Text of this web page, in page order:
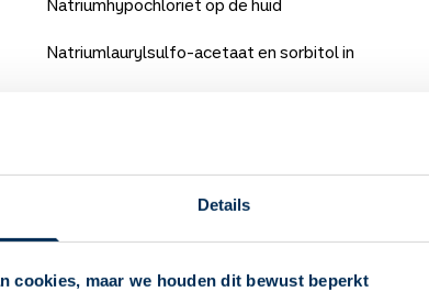
Details
cookies, maar we houden dit bewust beperkt
Natriumlaurylsulfo-acetaat en sorbitol in
Natriumsulfaat, magnesiumsulfaat en
kaliumsulfaat
Natriumzirkoniumcyclosilicaat